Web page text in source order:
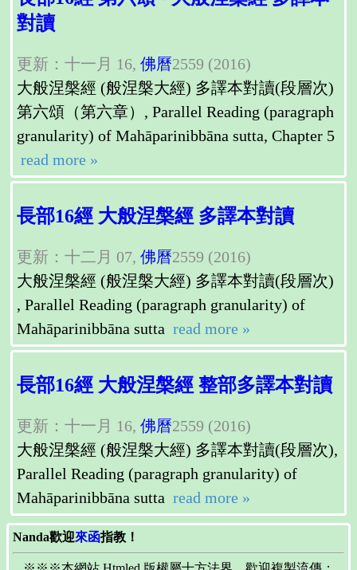
對讀
更新：十一月 16, 佛曆2559 (2016)
大般涅槃經 (般涅槃大經) 多譯本對讀(段層次)
第六頌（第六章）, Parallel Reading (paragraph
granularity) of Mahāparinibbāna sutta, Chapter 5
read more »
長部16經 大般涅槃經 多譯本對讀
更新：十二月 07, 佛曆2559 (2016)
大般涅槃經 (般涅槃大經) 多譯本對讀(段層次)
, Parallel Reading (paragraph granularity) of
Mahāparinibbāna sutta read more »
長部16經 大般涅槃經 整部多譯本對讀
更新：十一月 16, 佛曆2559 (2016)
大般涅槃經 (般涅槃大經) 多譯本對讀(段層次),
Parallel Reading (paragraph granularity) of
Mahāparinibbāna sutta read more »
Nanda歡迎來函指教！